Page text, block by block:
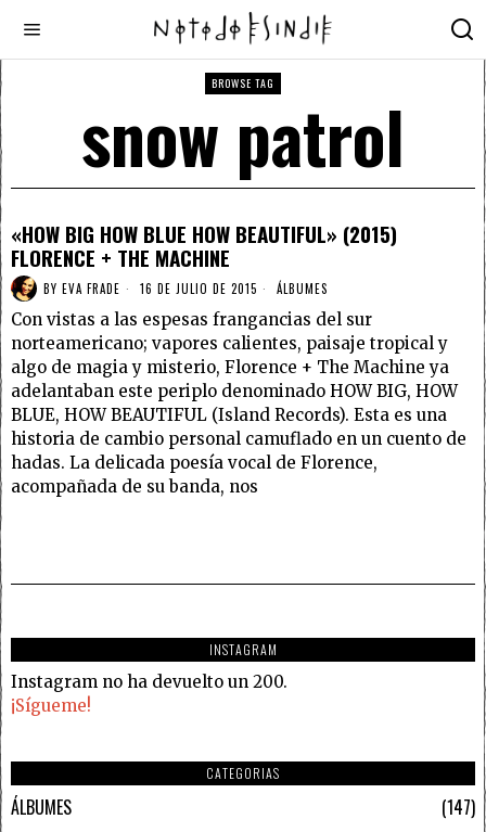
BROWSE TAG
snow patrol
«HOW BIG HOW BLUE HOW BEAUTIFUL» (2015)
FLORENCE + THE MACHINE
BY EVA FRADE 16 DE JULIO DE 2015 ÁLBUMES
Con vistas a las espesas frangancias del sur
norteamericano; vapores calientes, paisaje tropical y
algo de magia y misterio, Florence + The Machine ya
adelantaban este periplo denominado HOW BIG, HOW
BLUE, HOW BEAUTIFUL (Island Records). Esta es una
historia de cambio personal camuflado en un cuento de
hadas. La delicada poesía vocal de Florence,
acompañada de su banda, nos
INSTAGRAM
Instagram no ha devuelto un 200.
¡Sígueme!
CATEGORIAS
ÁLBUMES
147